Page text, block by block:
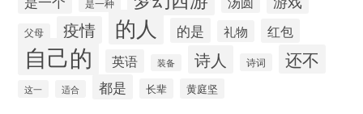
是一种
父母 疫情 的人 的是 礼物 红包
自己的 英语 装备 诗人 诗词 还不
这一 适合 都是 长辈 黄庭坚